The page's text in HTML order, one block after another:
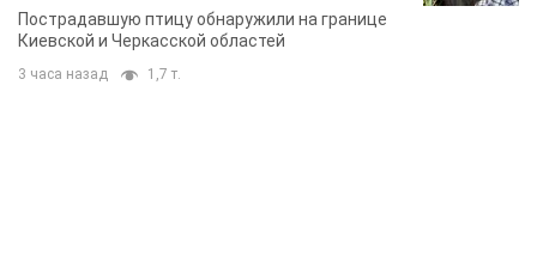
Пострадавшую птицу обнаружили на границе
Киевской и Черкасской областей
3 часа назад 1,7 т.